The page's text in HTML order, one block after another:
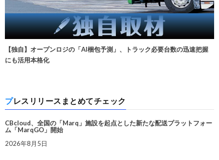
【独自】オープンロジの「AI梱包予測」、トラック必要台数の迅速把握
にも活用本格化
プレスリリースまとめてチェック
CBcloud、全国の「Marq」施設を起点とした新たな配送プラットフォー
ム「MarqGO」開始
2026年8月5日